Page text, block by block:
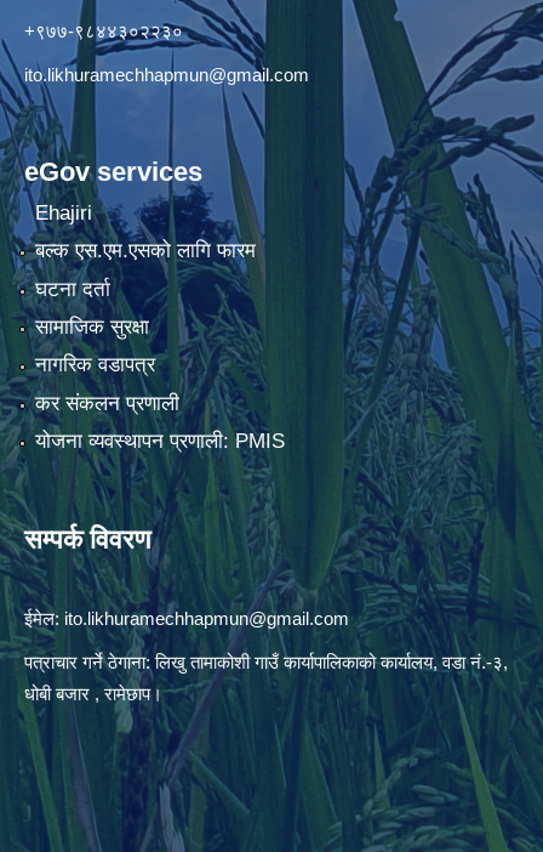
+९७७-९८४४३०२२३०
ito.likhuramechhapmun@gmail.com
eGov services
Ehajiri
बल्क एस.एम.एसको लागि फारम
घटना दर्ता
सामाजिक सुरक्षा
नागरिक वडापत्र
कर संकलन प्रणाली
योजना व्यवस्थापन प्रणाली: PMIS
सम्पर्क विवरण
ईमेल: ito.likhuramechhapmun@gmail.com
पत्राचार गर्ने ठेगाना: लिखु तामाकोशी गाउँ कार्यापालिकाको कार्यालय, वडा नं.-३,
धोबी बजार , रामेछाप।